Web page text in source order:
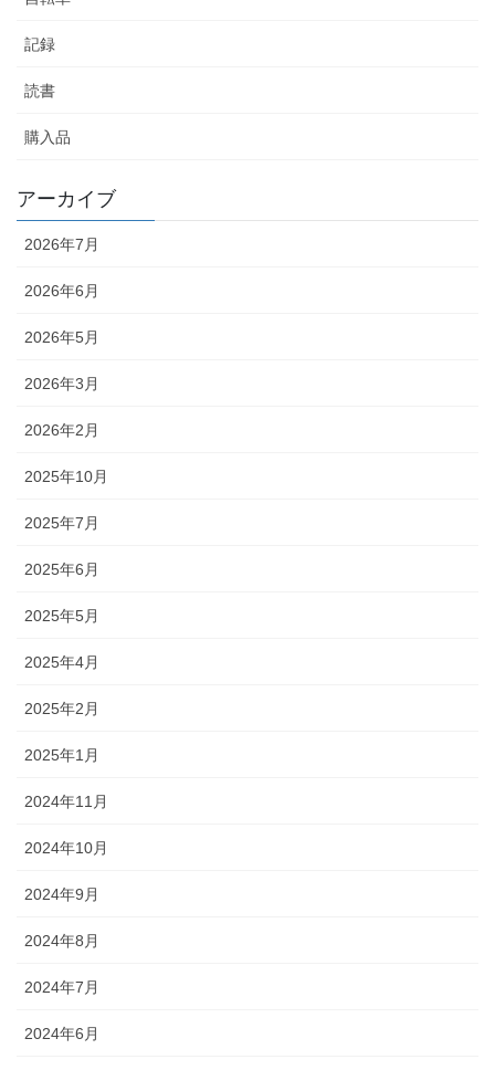
記録
読書
購入品
アーカイブ
2026年7月
2026年6月
2026年5月
2026年3月
2026年2月
2025年10月
2025年7月
2025年6月
2025年5月
2025年4月
2025年2月
2025年1月
2024年11月
2024年10月
2024年9月
2024年8月
2024年7月
2024年6月